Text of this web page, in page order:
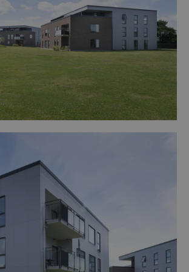
under en rammeaftale vedrørende